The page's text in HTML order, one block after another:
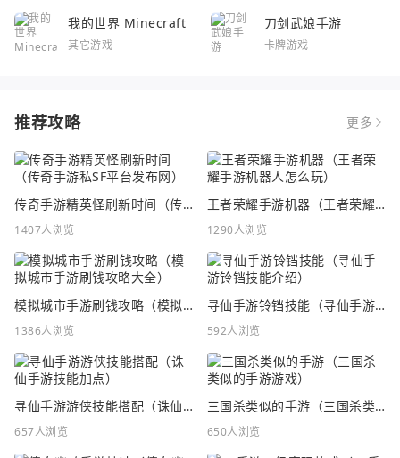
我的世界 Minecraft
其它游戏
刀剑武娘手游
卡牌游戏
推荐攻略 更多
传奇手游精英怪刷新时间（传奇手游私SF平台发布网）
1407人浏览
王者荣耀手游机器（王者荣耀手游机器人怎么玩）
1290人浏览
模拟城市手游刷钱攻略（模拟城市手游刷钱攻略大全）
1386人浏览
寻仙手游铃铛技能（寻仙手游铃铛技能介绍）
592人浏览
寻仙手游游侠技能搭配（诛仙手游技能加点）
657人浏览
三国杀类似的手游（三国杀类似的手游游戏）
650人浏览